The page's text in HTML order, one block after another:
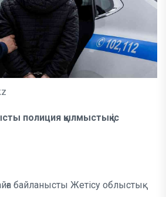
полиция қылмыстық іс
байланысты Жетісу облыстық